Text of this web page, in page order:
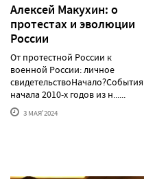
Алексей Макуxин: о
протестаx и эволюции
России
От протестной России к
военной России: личное
свидетельствоНачало?События
начала 2010-х годов из н......
3 МАЯ'2024